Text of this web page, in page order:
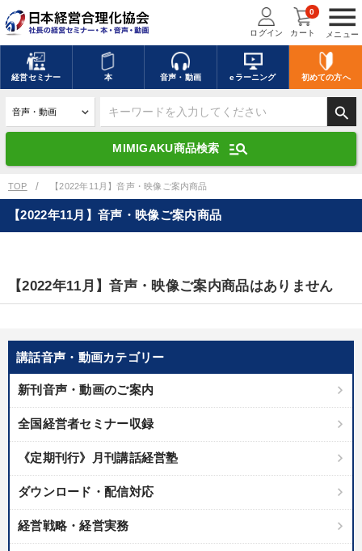
menu
メニュー
ログイン カート
0
経営セミナー 本 音声・動画 eラーニング 初めての方へ
search
MIMIGAKU商品検索 manage_search
キーワードを入力して探す
デジタル版対応のみ検索結果に表示する
search 上記の条件で検索
ます
若手異才経営者の発想 専門家のアドバイス
リーダーの器量を学ぶ
テーマ
オーナー社長の「現場力の経営」＋現場の「儲ける力」をさらに
高める教材２選
TOP 【2022年11月】音声・映像ご案内商品
講話音声・動画カテゴリー
新刊音声・動画のご案内
全国経営者セミナー収録
《定期刊行》月刊講話経営塾
ダウンロード・配信対応
経営戦略・経営実務
【2022年11月】音声・映像ご案内商品
【2022年11月】音声・映像ご案内商品はありません